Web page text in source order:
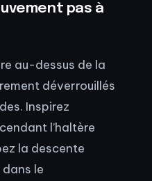
pas à
au-dessus de la
déverrouillés
Inspirez
l’haltère
la descente
le